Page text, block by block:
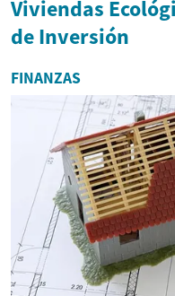
Viviendas
de Inversión
FINANZAS